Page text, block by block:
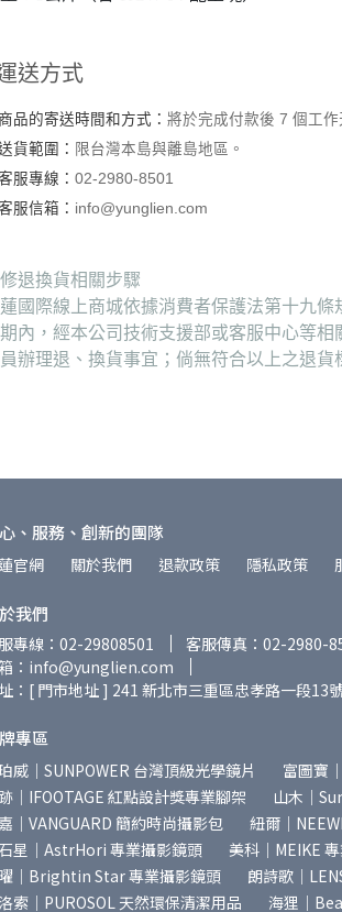
送方式
品的寄送時間和方式： 將於完成付款後 7 個工
貨範圍： 限台灣本島與離島地區。
服專線： 02-2980-8501
服信箱： info@yunglien.com
退換貨相關步驟
國際線上商城依據消費者保護法第十九
內，經本公司技術支援部或客服中心等
員辦理退、換貨事宜；倘無符合以上之退
、服務、創新的團隊
官網 關於我們 退款政策 隱私政策
我們
專線：02-29808501 客服傳真：02-2980-
：info@yunglien.com
：[ 門市地址 ] 241 新北市三重區忠孝路一段
專區
威｜SUNPOWER 台灣頂級光學鏡片
富圖寶
｜IFOOTAGE 紅點設計獎專業腳架
山木｜
｜VANGUARD 簡約時尚攝影包
紐爾｜
星｜AstrHori 專業攝影鏡頭
美科｜MEIKE
｜Brightin Star 專業攝影鏡頭
朗詩歌｜
索｜PUROSOL 天然環保清潔用品
海狸｜